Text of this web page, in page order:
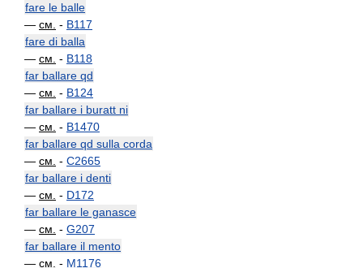
fare le balle
— см. - B117
fare di balla
— см. - B118
far ballare qd
— см. - B124
far ballare i buratt ni
— см. - B1470
far ballare qd sulla corda
— см. - C2665
far ballare i denti
— см. - D172
far ballare le ganasce
— см. - G207
far ballare il mento
— см. - M1176